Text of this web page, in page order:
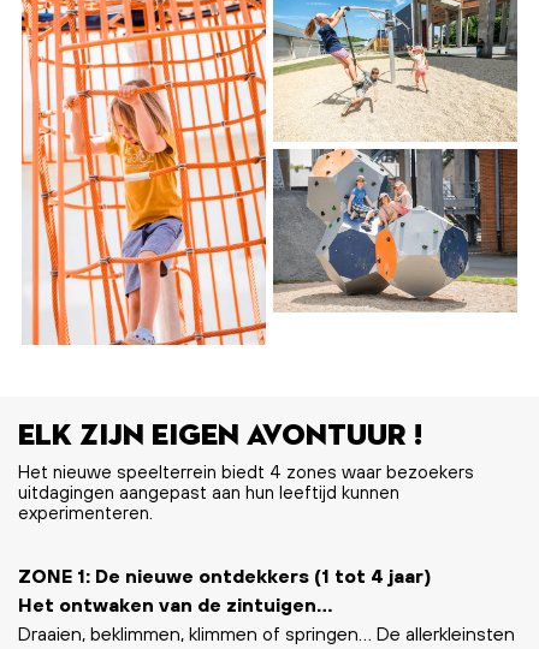
Elk zijn eigen avontuur !
Het nieuwe speelterrein biedt 4 zones waar bezoekers
uitdagingen aangepast aan hun leeftijd kunnen
experimenteren.
ZONE 1: De nieuwe ontdekkers (1 tot 4 jaar)
Het ontwaken van de zintuigen…
Draaien, beklimmen, klimmen of springen… De allerkleinsten